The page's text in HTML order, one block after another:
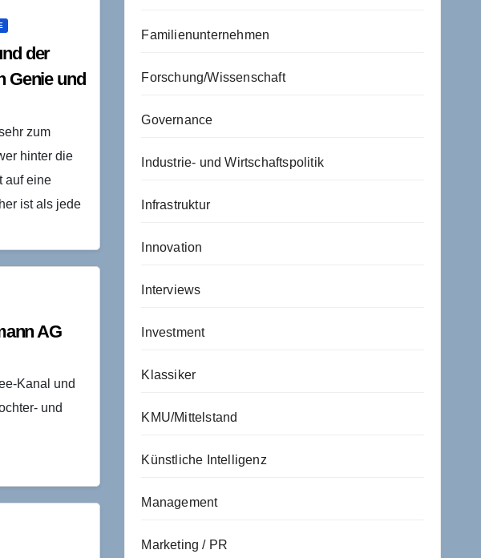
der
Genie und
zum
hinter die
auf eine
ist als jede
AG
Kanal und
und
Familienunternehmen
Forschung/Wissenschaft
Governance
Industrie- und Wirtschaftspolitik
Infrastruktur
Innovation
Interviews
Investment
Klassiker
KMU/Mittelstand
Künstliche Intelligenz
Management
Marketing / PR